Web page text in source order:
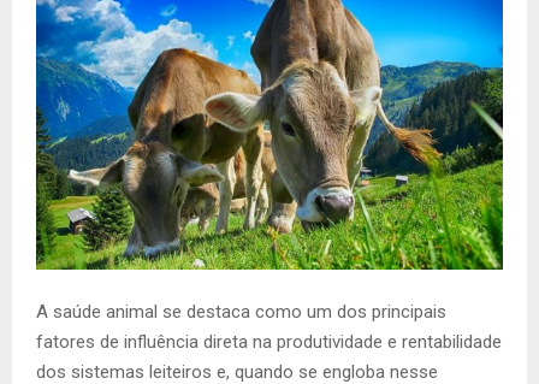
A saúde animal se destaca como um dos principais
fatores de influência direta na produtividade e rentabilidade
dos sistemas leiteiros e, quando se engloba nesse